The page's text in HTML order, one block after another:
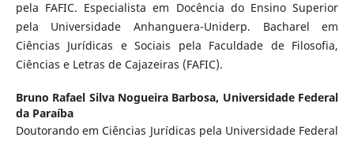
pela FAFIC. Especialista em Docência do Ensino Superior
pela Universidade Anhanguera-Uniderp. Bacharel em
Ciências Jurídicas e Sociais pela Faculdade de Filosofia,
Ciências e Letras de Cajazeiras (FAFIC).
Bruno Rafael Silva Nogueira Barbosa, Universidade Federal
da Paraíba
Doutorando em Ciências Jurídicas pela Universidade Federal